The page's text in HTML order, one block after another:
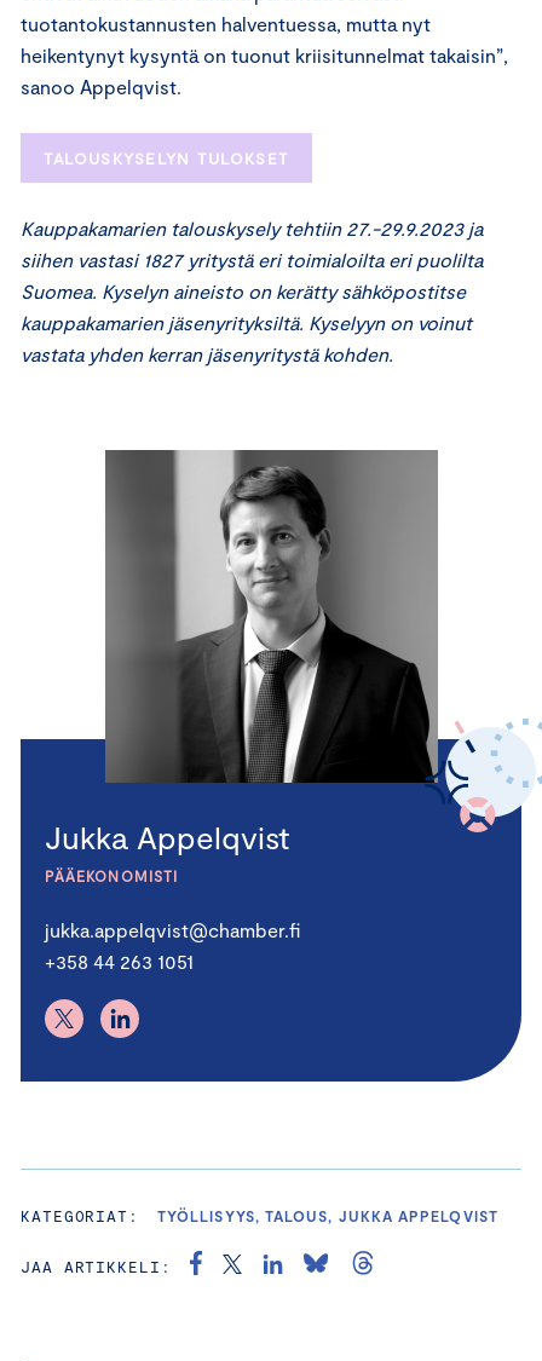
tuotantokustannusten halventuessa, mutta nyt
heikentynyt kysyntä on tuonut kriisitunnelmat takaisin”,
sanoo Appelqvist.
TALOUSKYSELYN TULOKSET
Kauppakamarien talouskysely tehtiin 27.-29.9.2023 ja
siihen vastasi 1827 yritystä eri toimialoilta eri puolilta
Suomea. Kyselyn aineisto on kerätty sähköpostitse
kauppakamarien jäsenyrityksiltä. Kyselyyn on voinut
vastata yhden kerran jäsenyritystä kohden.
Jukka Appelqvist
PÄÄEKONOMISTI
jukka.appelqvist@chamber.fi
+358 44 263 1051
KATEGORIAT: TYÖLLISYYS, TALOUS, JUKKA APPELQVIST
JAA ARTIKKELI: